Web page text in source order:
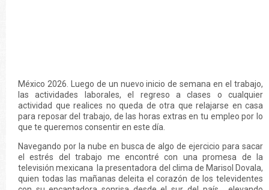
México 2026. Luego de un nuevo inicio de semana en el trabajo,
las actividades laborales, el regreso a clases o cualquier
actividad que realices no queda de otra que relajarse en casa
para reposar del trabajo, de las horas extras en tu empleo por lo
que te queremos consentir en este día.
Navegando por la nube en busca de algo de ejercicio para sacar
el estrés del trabajo me encontré con una promesa de la
televisión mexicana la presentadora del clima de Marisol Dovala,
quien todas las mañanas deleita el corazón de los televidentes